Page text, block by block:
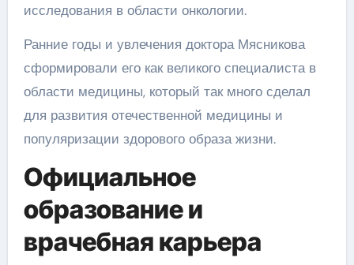
исследования в области онкологии.
Ранние годы и увлечения доктора Мясникова
сформировали его как великого специалиста в
области медицины, который так много сделал
для развития отечественной медицины и
популяризации здорового образа жизни.
Официальное
образование и
врачебная карьера